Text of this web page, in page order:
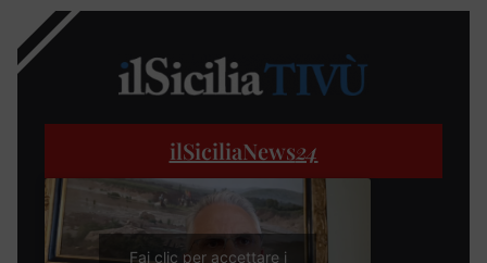
ilSiciliaNews24
Fai clic per accettare i